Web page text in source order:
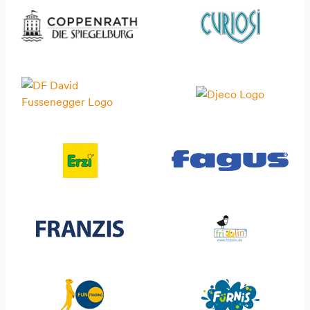
Corvus
Crocodile Creek
DF David Fussenegger
Grätz Verlag
Iden
Lilliputiens
Magilano
Meffert's Best
Miss Sparrow